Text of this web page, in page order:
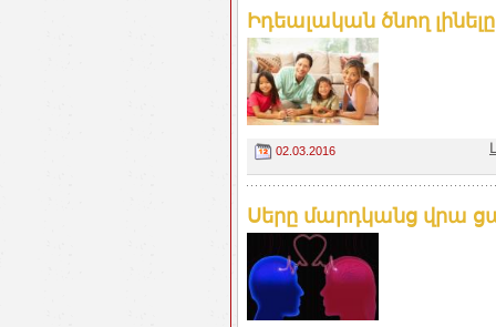
Իդեալական ծնող
02.03.2016
Սերը մարդկանց վրա